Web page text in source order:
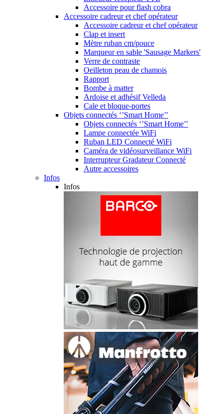
Accessoire pour flash cobra
Accessoire cadreur et chef opérateur
Accessoire cadreur et chef opérateur
Clap et insert
Mètre ruban cm/pouce
Marqueur en sable 'Sausage Markers'
Verre de contraste
Oeilleton peau de chamois
Rapport
Bombe à matter
Ardoise et adhésif Velleda
Cale et bloque-portes
Objets connectés ‘’Smart Home’’
Objets connectés ‘’Smart Home’’
Lampe connectée WiFi
Ruban LED Connecté WiFi
Caméra de vidéosurveillance WiFi
Interrupteur Gradateur Connecté
Autre accessoires
Infos
Infos